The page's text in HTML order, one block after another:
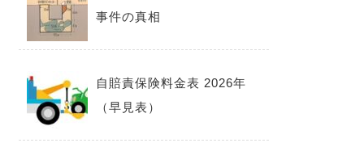
事件の真相
自賠責保険料金表 2026年
（早見表）